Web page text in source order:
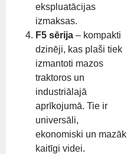
ekspluatācijas
izmaksas.
F5 sērija – kompakti
dzinēji, kas plaši tiek
izmantoti mazos
traktoros un
industriālajā
aprīkojumā. Tie ir
universāli,
ekonomiski un mazāk
kaitīgi videi.